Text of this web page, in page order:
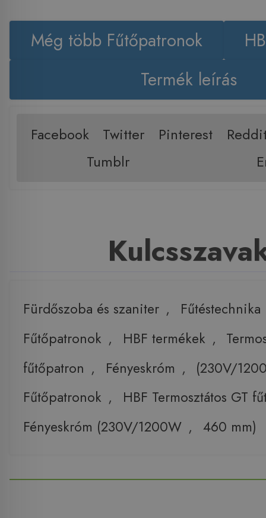
Még több Fűtőpatronok
Termék leírás
Facebook Twitter Pinterest
Tumblr
Fürdőszoba és szaniter ,
Fűtéstechnika
Fűtőpatronok , HBF termékek ,
fűtőpatron , Fényeskróm ,
(230V/
Fűtőpatronok ,
HBF Termosztátos GT
Fényeskróm (230V/1200W , 460 mm)